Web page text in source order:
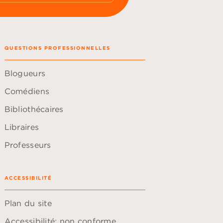
QUESTIONS PROFESSIONNELLES
Blogueurs
Comédiens
Bibliothécaires
Libraires
Professeurs
ACCESSIBILITÉ
Plan du site
Accessibilité: non conforme